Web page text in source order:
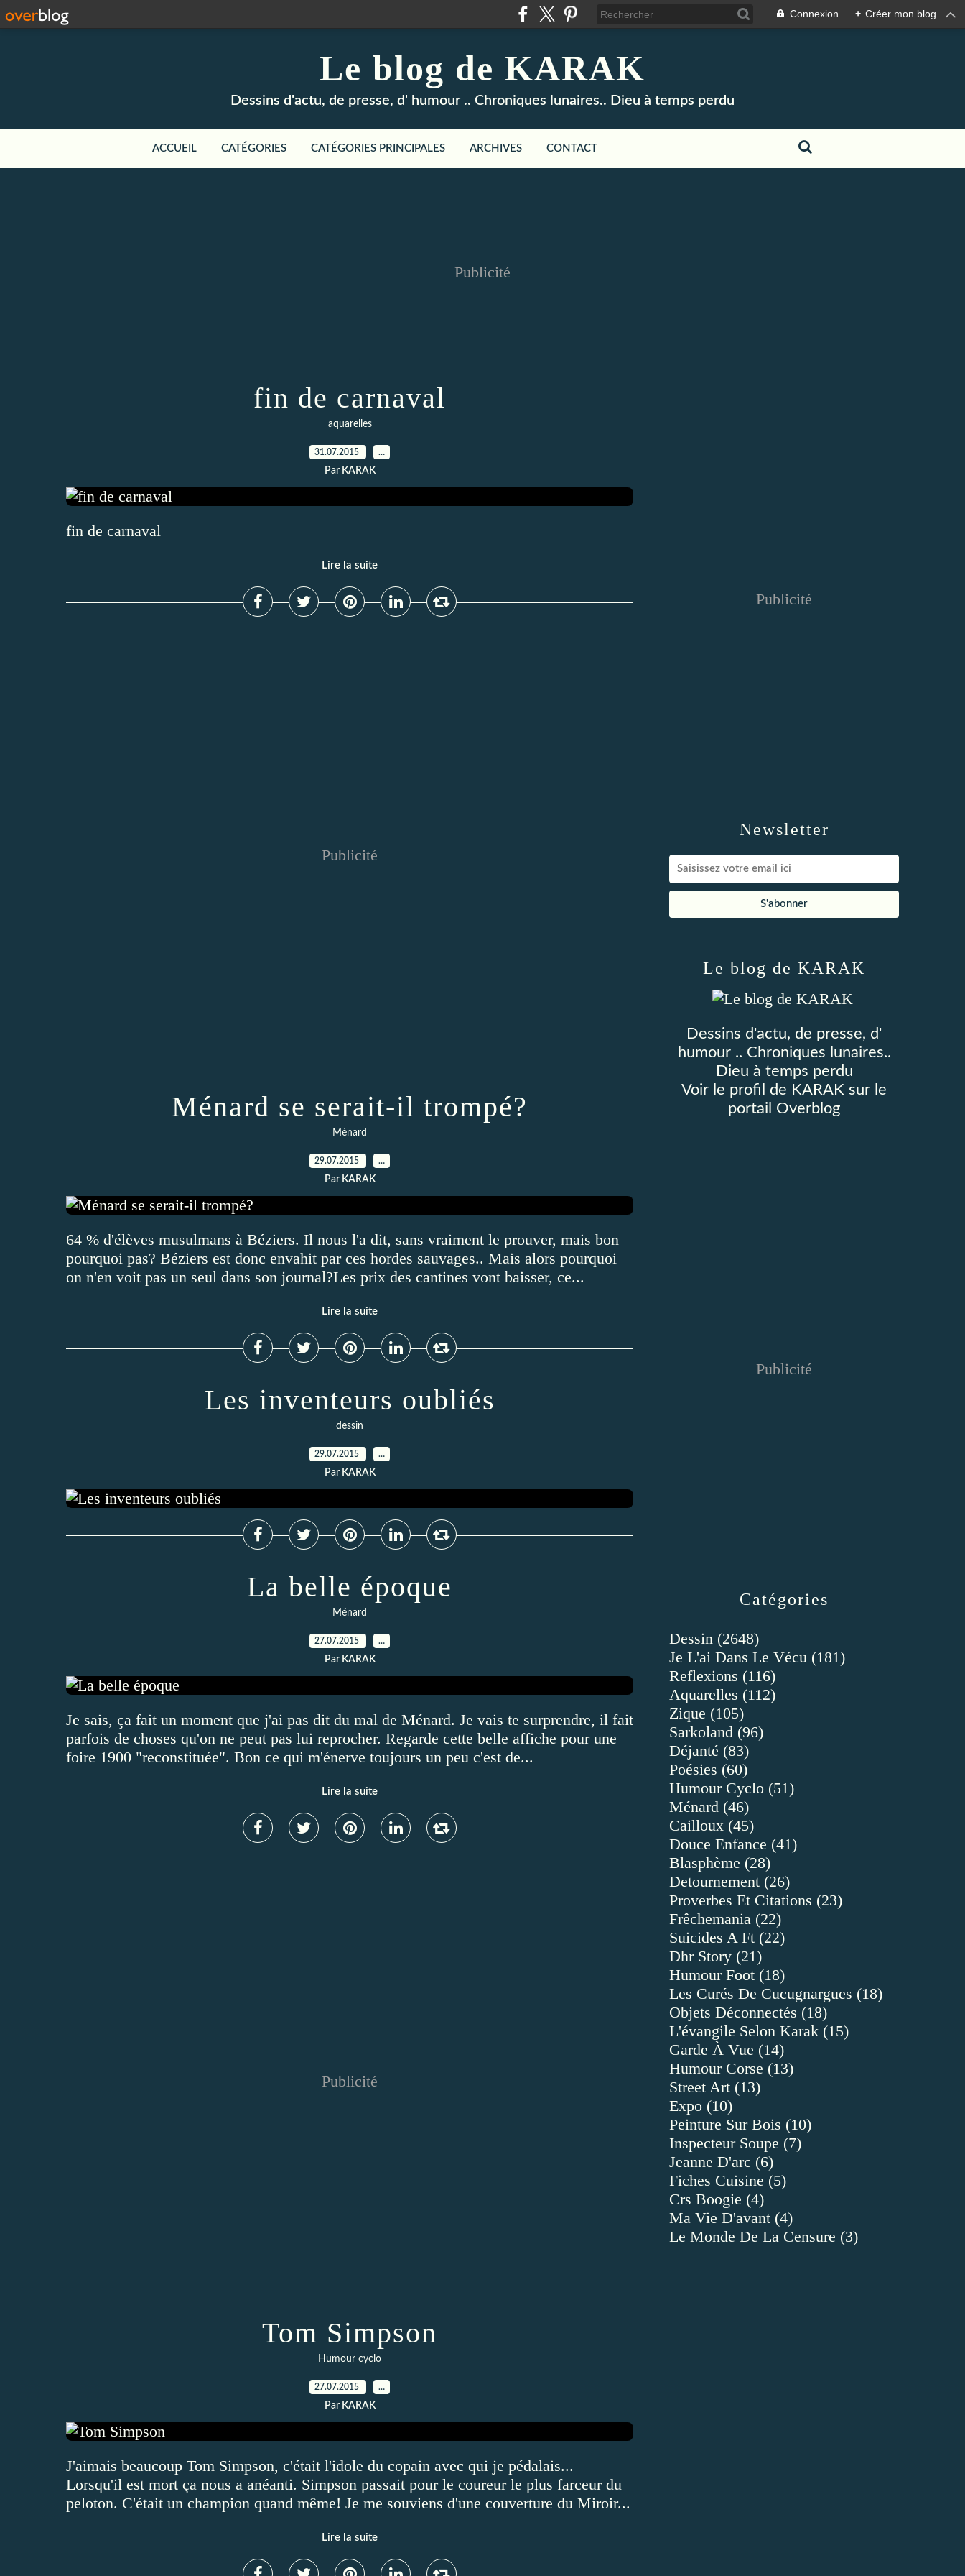
Connexion + Créer mon blog
Le blog de KARAK
Dessins d'actu, de presse, d' humour .. Chroniques lunaires.. Dieu à temps perdu
ACCUEIL CATÉGORIES CATÉGORIES PRINCIPALES ARCHIVES CONTACT
Publicité
fin de carnaval
aquarelles
31.07.2015 …
Par KARAK
fin de carnaval
Lire la suite
Publicité
Ménard se serait-il trompé?
Ménard
29.07.2015 …
Par KARAK
64 % d'élèves musulmans à Béziers. Il nous l'a dit, sans vraiment le prouver, mais bon
pourquoi pas? Béziers est donc envahit par ces hordes sauvages.. Mais alors pourquoi
on n'en voit pas un seul dans son journal?Les prix des cantines vont baisser, ce...
Lire la suite
Les inventeurs oubliés
dessin
29.07.2015 …
Par KARAK
La belle époque
Ménard
27.07.2015 …
Par KARAK
Je sais, ça fait un moment que j'ai pas dit du mal de Ménard. Je vais te surprendre, il fait
parfois de choses qu'on ne peut pas lui reprocher. Regarde cette belle affiche pour une
foire 1900 "reconstituée". Bon ce qui m'énerve toujours un peu c'est de...
Lire la suite
Publicité
Tom Simpson
Humour cyclo
27.07.2015 …
Par KARAK
J'aimais beaucoup Tom Simpson, c'était l'idole du copain avec qui je pédalais...
Lorsqu'il est mort ça nous a anéanti. Simpson passait pour le coureur le plus farceur du
peloton. C'était un champion quand même! Je me souviens d'une couverture du Miroir...
Lire la suite
Newsletter
Publicité
Catégories
Dessin (2648)
Je L'ai Dans Le Vécu (181)
Reflexions (116)
Aquarelles (112)
Zique (105)
Sarkoland (96)
Déjanté (83)
Poésies (60)
Humour Cyclo (51)
Ménard (46)
Cailloux (45)
Douce Enfance (41)
Blasphème (28)
Detournement (26)
Proverbes Et Citations (23)
Frêchemania (22)
Suicides A Ft (22)
Dhr Story (21)
Humour Foot (18)
Les Curés De Cucugnargues (18)
Objets Déconnectés (18)
L'évangile Selon Karak (15)
Garde À Vue (14)
Humour Corse (13)
Street Art (13)
Expo (10)
Peinture Sur Bois (10)
Inspecteur Soupe (7)
Jeanne D'arc (6)
Fiches Cuisine (5)
Crs Boogie (4)
Ma Vie D'avant (4)
Le Monde De La Censure (3)
Le blog de KARAK
Dessins d'actu, de presse, d'
humour .. Chroniques lunaires..
Dieu à temps perdu
Voir le profil de KARAK sur le
portail Overblog
Publicité